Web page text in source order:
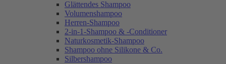
Glättendes Shampoo
Volumenshampoo
Herren-Shampoo
2-in-1-Shampoo & -Conditioner
Naturkosmetik-Shampoo
Shampoo ohne Silikone & Co.
Silbershampoo